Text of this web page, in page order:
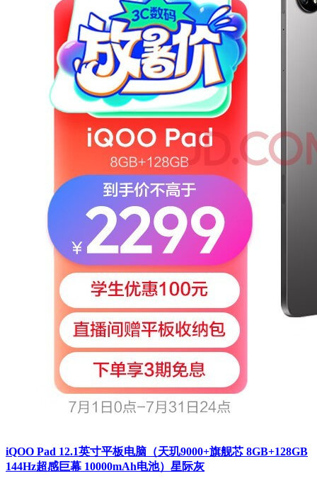
iQOO Pad 12.1英寸平板电脑（天玑9000+旗舰芯 8GB+128GB
144Hz超感巨幕 10000mAh电池）星际灰